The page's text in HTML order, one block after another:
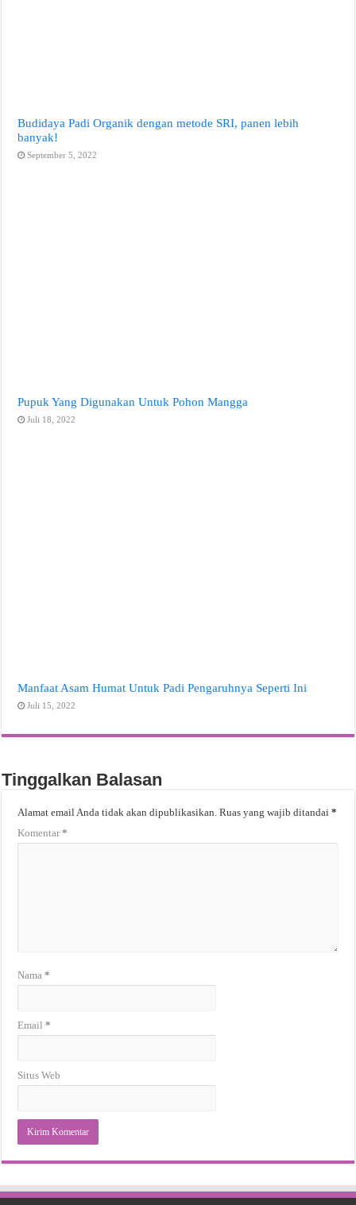
Budidaya Padi Organik dengan metode SRI, panen lebih
banyak!
September 5, 2022
Pupuk Yang Digunakan Untuk Pohon Mangga
Juli 18, 2022
Manfaat Asam Humat Untuk Padi Pengaruhnya Seperti Ini
Juli 15, 2022
Tinggalkan Balasan
Alamat email Anda tidak akan dipublikasikan. Ruas yang wajib ditandai*
Komentar*
Nama*
Email*
Situs Web